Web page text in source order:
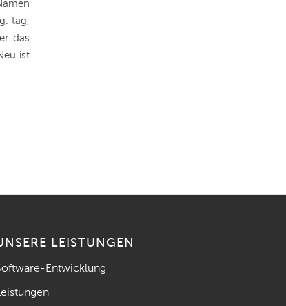
tag,
das
ist
LEISTUNGEN
Entwicklung